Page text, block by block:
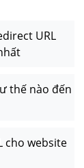
URL
thế nào đến
cho website